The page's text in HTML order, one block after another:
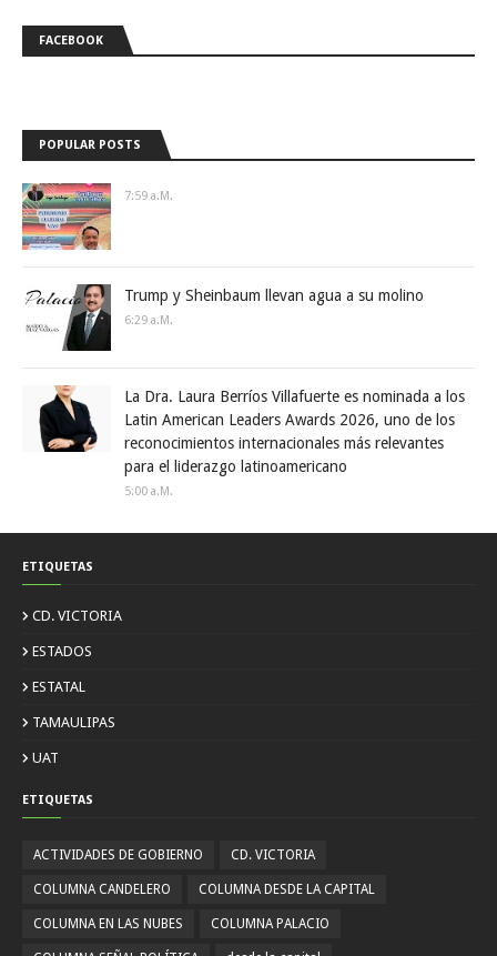
FACEBOOK
POPULAR POSTS
7:59 A.m.
Trump y Sheinbaum llevan agua a su molino
6:29 A.m.
La Dra. Laura Berríos Villafuerte es nominada a los
Latin American Leaders Awards 2026, uno de los
reconocimientos internacionales más relevantes
para el liderazgo latinoamericano
5:00 A.m.
ETIQUETAS
CD. VICTORIA
ESTADOS
ESTATAL
TAMAULIPAS
UAT
ETIQUETAS
ACTIVIDADES DE GOBIERNO CD. VICTORIA
COLUMNA CANDELERO COLUMNA DESDE LA CAPITAL
COLUMNA EN LAS NUBES COLUMNA PALACIO